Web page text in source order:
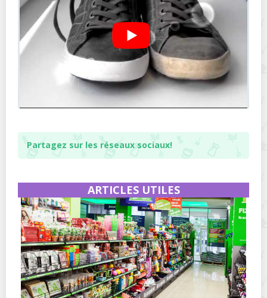
Partagez sur les réseaux sociaux!
ARTICLES UTILES